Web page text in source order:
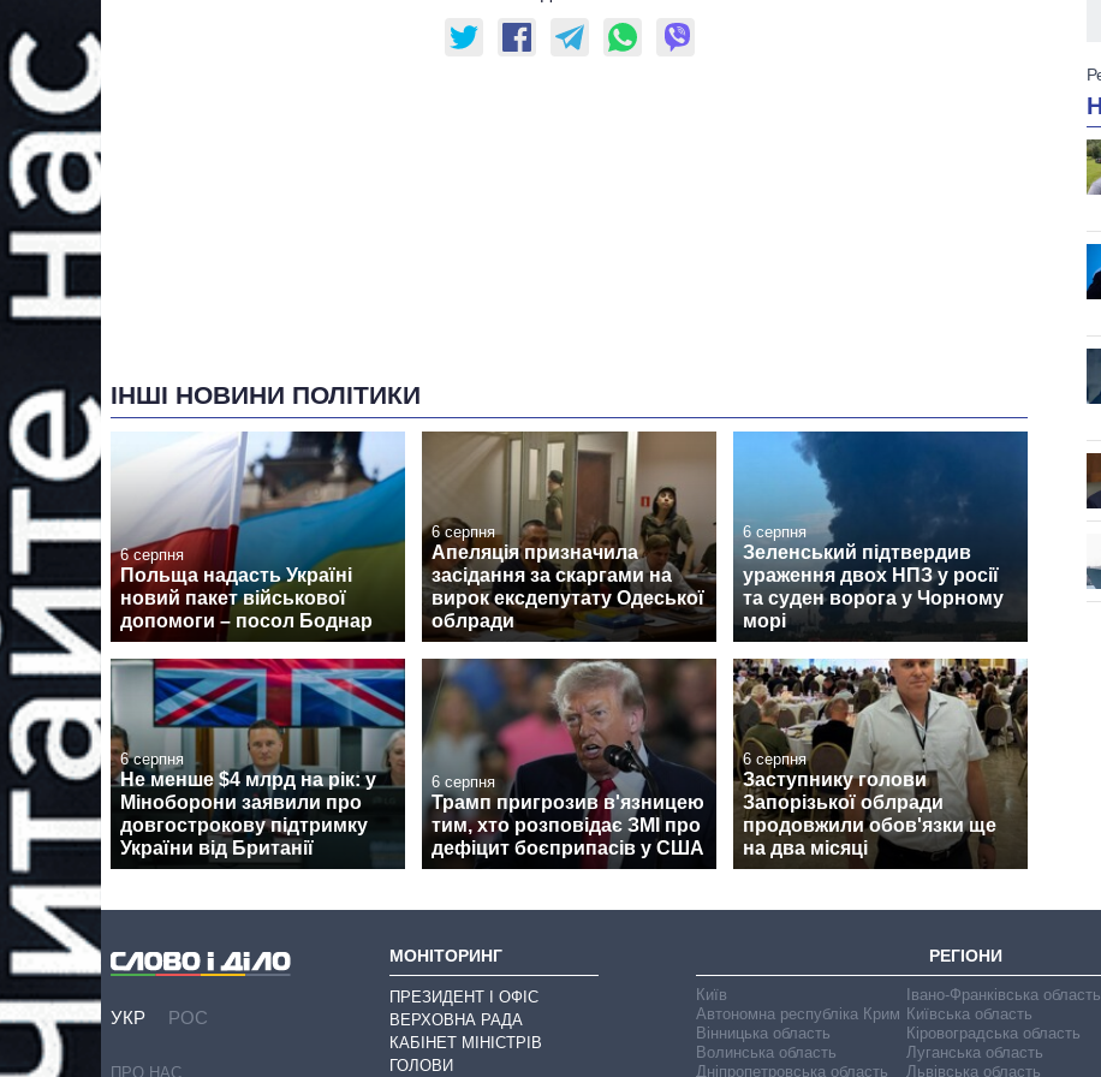
ІНШІ НОВИНИ ПОЛІТИКИ
6 серпня
Польща надасть Україні
новий пакет військової
допомоги – посол Боднар
6 серпня
Апеляція призначила
засідання за скаргами на
вирок ексдепутату Одеської
облради
6 серпня
Зеленський підтвердив
ураження двох НПЗ у росії
та суден ворога у Чорному
морі
6 серпня
Не менше $4 млрд на рік: у
Міноборони заявили про
довгострокову підтримку
України від Британії
6 серпня
Трамп пригрозив в'язницею
тим, хто розповідає ЗМІ про
дефіцит боєприпасів у США
6 серпня
Заступнику голови
Запорізької облради
продовжили обов'язки ще
на два місяці
УКР РОС
ПРО НАС
МОНІТОРИНГ
ПРЕЗИДЕНТ І ОФІС
ВЕРХОВНА РАДА
КАБІНЕТ МІНІСТРІВ
ГОЛОВИ
РЕГІОНИ
Київ
Автономна республіка Крим
Вінницька область
Волинська область
Дніпропетровська область
Івано-Франківська область
Київська область
Кіровоградська область
Луганська область
Львівська область